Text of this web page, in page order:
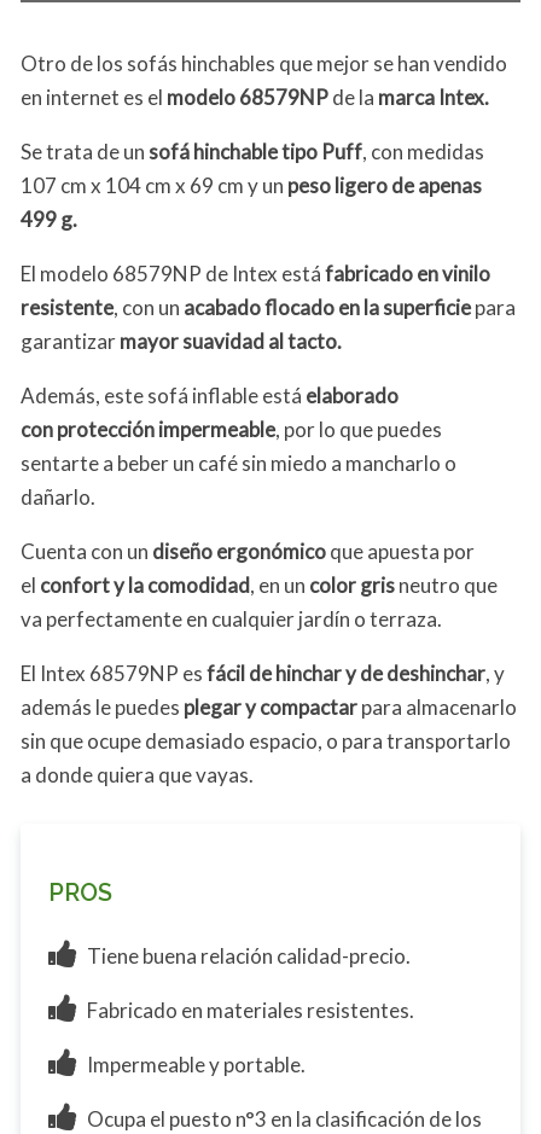
Otro de los sofás hinchables que mejor se han vendido
en internet es el modelo 68579NPde la marca Intex.
Se trata de un sofá hinchable tipo Puff, con medidas
107 cm x 104 cm x 69 cm y un peso ligero de apenas
499 g.
El modelo 68579NP de Intex estáfabricado en vinilo
resistente, con un acabado flocado en la superficiepara
garantizarmayor suavidad al tacto.
Además, este sofá inflable está elaborado
conprotección impermeable, por lo que puedes
sentarte a beber un café sin miedo a mancharlo o
dañarlo.
Cuenta con un diseño ergonómicoque apuesta por
el confort y la comodidad, en un color grisneutro que
va perfectamente en cualquier jardín o terraza.
El Intex 68579NP esfácil de hinchar y de deshinchar, y
además le puedes plegar y compactarpara almacenarlo
sin que ocupe demasiado espacio, o para transportarlo
a donde quiera que vayas.
PROS
Tiene buena relación calidad-precio.
Fabricado en materiales resistentes.
Impermeable y portable.
Ocupa el puesto n°3 en la clasificación de los